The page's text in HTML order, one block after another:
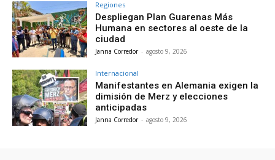
Regiones
Despliegan Plan Guarenas Más
Humana en sectores al oeste de la
ciudad
Janna Corredor - agosto 9, 2026
Internacional
Manifestantes en Alemania exigen la
dimisión de Merz y elecciones
anticipadas
Janna Corredor - agosto 9, 2026